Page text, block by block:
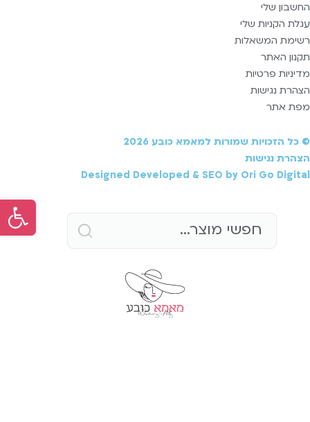
החשבון שלי
עגלת הקניות שלי
רשימת המשאלות
תקנון האתר
מדיניות פרטיות
הצהרת נגישות
מפת אתר
© כל הזכויות שמורות למאמא כובע 2026
הצהרת נגישות
Designed Developed & SEO by Ori Go Digital
פתח